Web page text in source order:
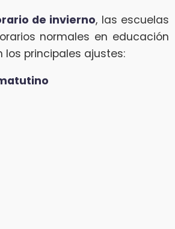
de invierno, las escuelas
normales en educación
los principales ajustes: